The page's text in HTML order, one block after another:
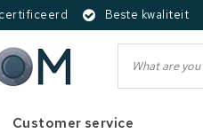
Beste kwaliteit
Customer service